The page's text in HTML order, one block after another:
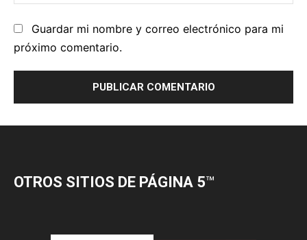
OTROS SITIOS DE PÁGINA 5™